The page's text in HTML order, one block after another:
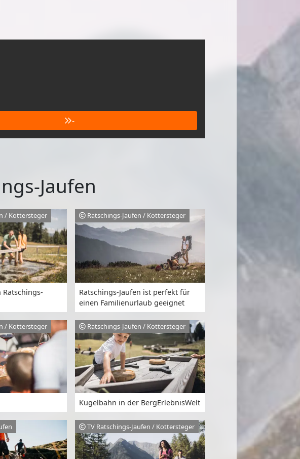
-
Jaufen
/ Kottersteger
Ratschings-
Ratschings-Jaufen / Kottersteger
Ratschings-Jaufen ist perfekt für
einen Familienurlaub geeignet
/ Kottersteger Ratschings-Jaufen / Kottersteger
Kugelbahn in der BergErlebnisWelt
TV Ratschings-Jaufen / Kottersteger